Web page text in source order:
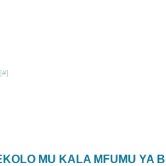
#]
MU KALA MFUMU YA